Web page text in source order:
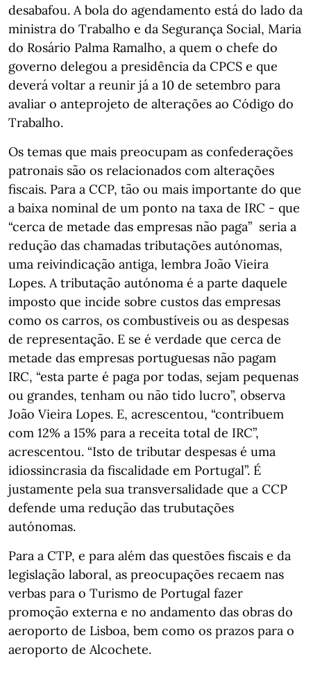
desabafou. A bola do agendamento está do lado da
ministra do Trabalho e da Segurança Social, Maria
do Rosário Palma Ramalho, a quem o chefe do
governo delegou a presidência da CPCS e que
deverá voltar a reunir já a 10 de setembro para
avaliar o anteprojeto de alterações ao Código do
Trabalho.
Os temas que mais preocupam as confederações
patronais são os relacionados com alterações
fiscais. Para a CCP, tão ou mais importante do que
a baixa nominal de um ponto na taxa de IRC - que
“cerca de metade das empresas não paga” ­ seria a
redução das chamadas tributações autónomas,
uma reivindicação antiga, lembra João Vieira
Lopes. A tributação autónoma é a parte daquele
imposto que incide sobre custos das empresas
como os carros, os combustíveis ou as despesas
de representação. E se é verdade que cerca de
metade das empresas portuguesas não pagam
IRC, “esta parte é paga por todas, sejam pequenas
ou grandes, tenham ou não tido lucro”, observa
João Vieira Lopes. E, acrescentou, “contribuem
com 12% a 15% para a receita total de IRC”,
acrescentou. “Isto de tributar despesas é uma
idiossincrasia da fiscalidade em Portugal”. É
justamente pela sua transversalidade que a CCP
defende uma redução das trubutações
autónomas.
Para a CTP, e para além das questões fiscais e da
legislação laboral, as preocupações recaem nas
verbas para o Turismo de Portugal fazer
promoção externa e no andamento das obras do
aeroporto de Lisboa, bem como os prazos para o
aeroporto de Alcochete.